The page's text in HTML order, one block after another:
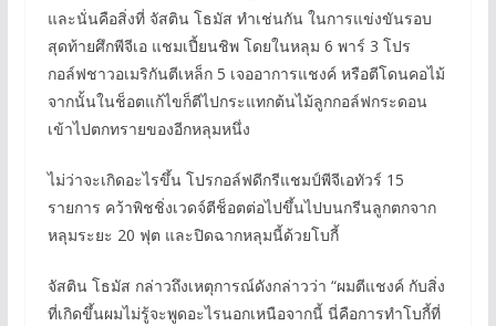
และนั่นคือสิ่งที่ จัสติน โธมัส ทําเช่นกัน ในการแข่งขันรอบ
สุดท้ายศึกพีจีเอ แชมเปี้ยนชิพ โดยในหลุม 6 พาร์ 3 โปร
กอล์ฟชาวอเมริกันตีเหล็ก 5 เจออาการแชงค์ หรือตีโดนคอไม้
จากนั้นในช็อตแก้ไขก็ตีไปกระแทกต้นไม้ลูกกอล์ฟกระดอน
เข้าไปตกทรายของอีกหลุมหนึ่ง
ไม่ว่าจะเกิดอะไรขึ้น โปรกอล์ฟดีกรีแชมป์พีจีเอทัวร์ 15
รายการ คว้าพิชชิ่งเวดจ์ตีช็อตต่อไปขึ้นไปบนกรีนลูกตกจาก
หลุมระยะ 20 ฟุต และปิดฉากหลุมนี้ด้วยโบกี้
จัสติน โธมัส กล่าวถึงเหตุการณ์ดังกล่าวว่า “ผมตีแชงค์ กับสิ่ง
ที่เกิดขึ้นผมไม่รู้จะพูดอะไรนอกเหนือจากนี้ นี่คือการทำโบกี้ที่